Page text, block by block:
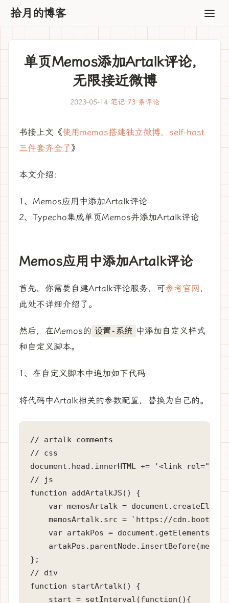
拾月的博客
单页Memos添加Artalk评论，
无限接近微博
2023-05-14·笔记·73 条评论
书接上文《使用memos搭建独立微博，self-host
三件套齐全了 》
本文介绍：
1、Memos应用中添加Artalk评论
2、Typecho集成单页Memos并添加Artalk评论
Memos应用中添加Artalk评论
首先，你需要自建Artalk评论服务，可参考官网 ，
此处不详细介绍了。
然后，在Memos的 设置-系统 中添加自定义样式
和自定义脚本。
1、在自定义脚本中追加如下代码
将代码中Artalk相关的参数配置，替换为自己的。
// artalk comments
// css
document.head.innerHTML += '<link
// js
function addArtalkJS() {
var memosArtalk =
memosArtalk.src = `https://
var artakPos =
};
// div
function startArtalk() {
    start = setInterval(function(){